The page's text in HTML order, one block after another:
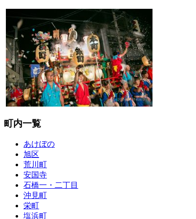
町内一覧
あけぼの
旭区
荒川町
安国寺
石橋一・二丁目
沖見町
栄町
塩浜町